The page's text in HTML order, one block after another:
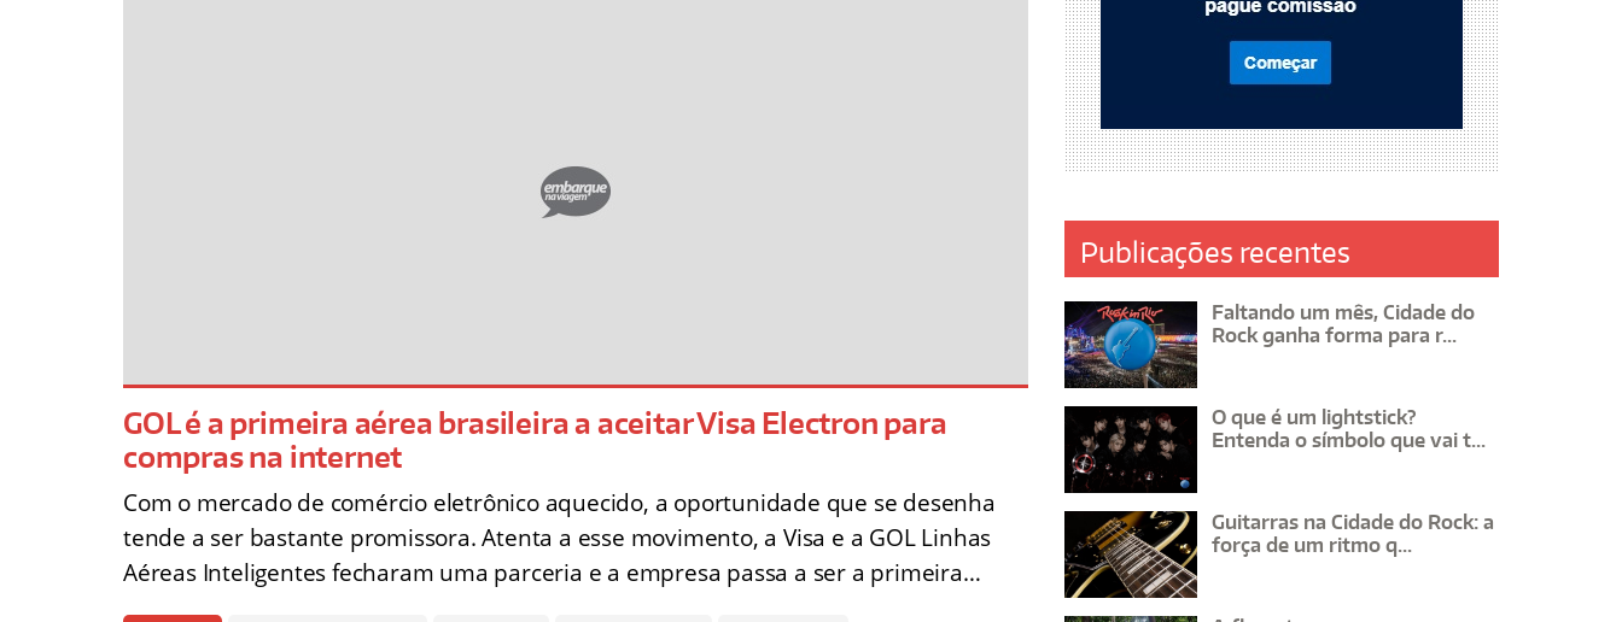
GOL é a primeira aérea brasileira a aceitar Visa Electron para
compras na internet
Com o mercado de comércio eletrônico aquecido, a oportunidade que se desenha
tende a ser bastante promissora. Atenta a esse movimento, a Visa e a GOL Linhas
Aéreas Inteligentes fecharam uma parceria e a empresa passa a ser a primeira…
Publicações recentes
Faltando um mês, Cidade do
Rock ganha forma para r...
O que é um lightstick?
Entenda o símbolo que vai t...
Guitarras na Cidade do Rock: a
força de um ritmo q...